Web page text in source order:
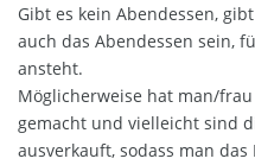
Gibt es kein Abendessen,
auch das Abendessen sein,
ansteht.
Möglicherweise hat man/
gemacht und vielleicht sind
ausverkauft, sodass man